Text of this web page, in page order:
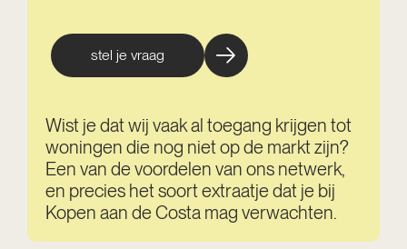
stel je vraag
Wist je dat wij vaak al toegang krijgen tot
woningen die nog niet op de markt zijn?
Een van de voordelen van ons netwerk,
en precies het soort extraatje dat je bij
Kopen aan de Costa mag verwachten.